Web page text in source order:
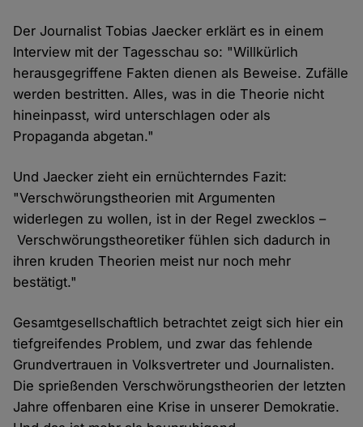
Der Journalist Tobias Jaecker erklärt es in einem
Interview mit der Tagesschau so: "Willkürlich
herausgegriffene Fakten dienen als Beweise. Zufälle
werden bestritten. Alles, was in die Theorie nicht
hineinpasst, wird unterschlagen oder als
Propaganda abgetan."
Und Jaecker zieht ein ernüchterndes Fazit:
"Verschwörungstheorien mit Argumenten
widerlegen zu wollen, ist in der Regel zwecklos –
Verschwörungstheoretiker fühlen sich dadurch in
ihren kruden Theorien meist nur noch mehr
bestätigt."
Gesamtgesellschaftlich betrachtet zeigt sich hier ein
tiefgreifendes Problem, und zwar das fehlende
Grundvertrauen in Volksvertreter und Journalisten.
Die sprießenden Verschwörungstheorien der letzten
Jahre offenbaren eine Krise in unserer Demokratie.